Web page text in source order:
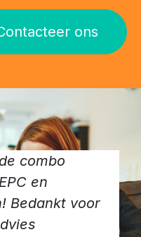
ons
combo
en
Bedankt voor